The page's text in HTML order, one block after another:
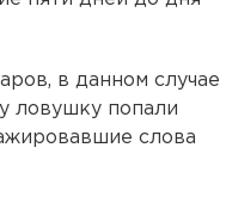
в данном случае
ловушку попали
слова